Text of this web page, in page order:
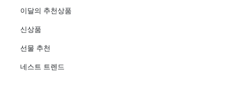
이달의 추천상품
신상품
선물 추천
네스트 트렌드